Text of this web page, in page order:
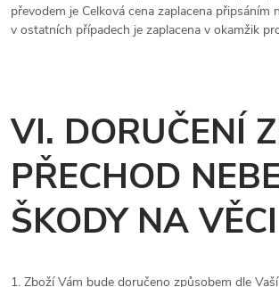
převodem je Celková cena zaplacena připsáním
v ostatních případech je zaplacena v okamžik
VI. DORUČENÍ
PŘECHOD
ŠKODY NA VĚCI
1. Zboží Vám bude doručeno způsobem dle